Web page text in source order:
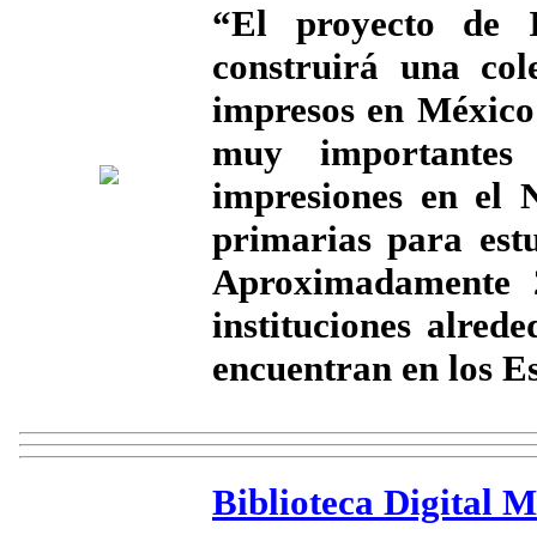
“El proyecto de
construirá una
impresos en
muy
impresiones en el
primarias para
instituciones
encuentran en los
Biblioteca Digital